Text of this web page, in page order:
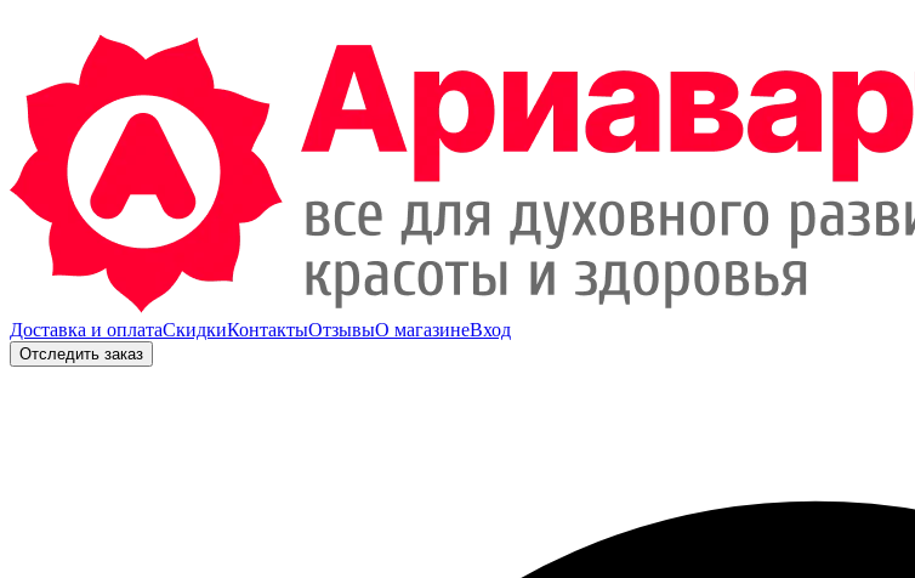
Доставка и оплатаСкидкиКонтактыОтзывыО магазинеВход
Отследить заказ